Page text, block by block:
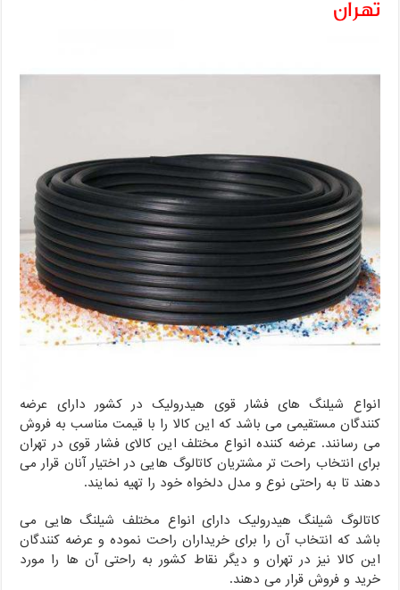
تهران
انواع شیلنگ های فشار قوی هیدرولیک در کشور دارای عرضه
کنندگان مستقیمی می باشد که این کالا را با قیمت مناسب به فروش
می رسانند. عرضه کننده انواع مختلف این کالای فشار قوی در تهران
برای انتخاب راحت تر مشتریان کاتالوگ هایی در اختیار آنان قرار می
دهند تا به راحتی نوع و مدل دلخواه خود را تهیه نمایند.
کاتالوگ شیلنگ هیدرولیک دارای انواع مختلف شیلنگ هایی می
باشد که انتخاب آن را برای خریداران راحت نموده و عرضه کنندگان
این کالا نیز در تهران و دیگر نقاط کشور به راحتی آن ها را مورد
خرید و فروش قرار می دهند.